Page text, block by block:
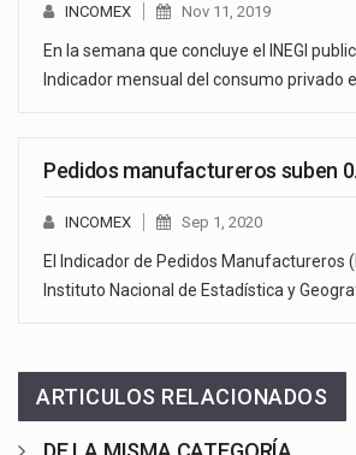
INCOMEX Nov 11, 2019
En la semana que concluye el INEGI
Indicador mensual del consumo privado
Pedidos manufactureros suben
INCOMEX Sep 1, 2020
El Indicador de Pedidos Manufactureros
Instituto Nacional de Estadística y
ARTICULOS RELACIONADOS